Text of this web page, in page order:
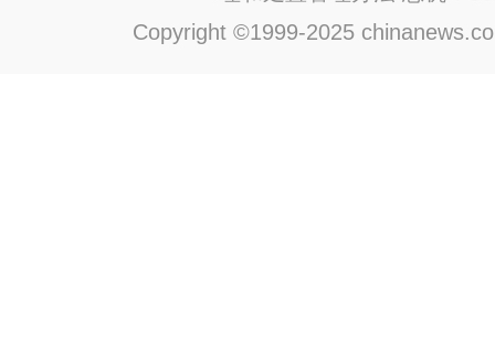
Copyright ©1999-2025